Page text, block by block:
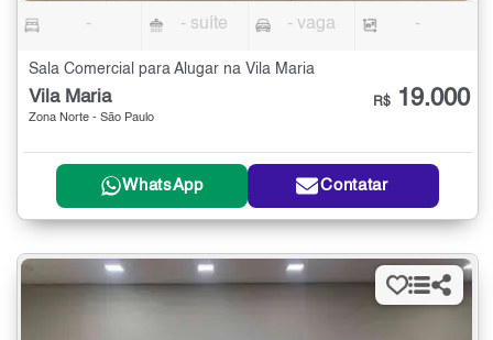
- - suíte - vaga -
Sala Comercial para Alugar na Vila Maria
Vila Maria
Zona Norte - São Paulo
R$ 19.000
WhatsApp Contatar